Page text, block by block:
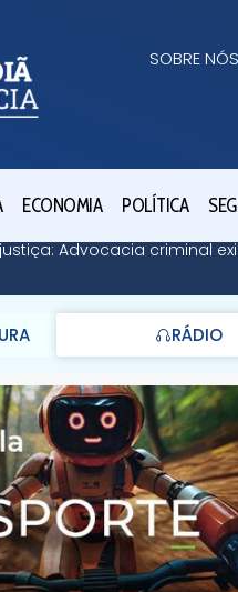
SOBRE NÓS
ECONOMIA POLÍTICA
Advocacia criminal
RÁDIO